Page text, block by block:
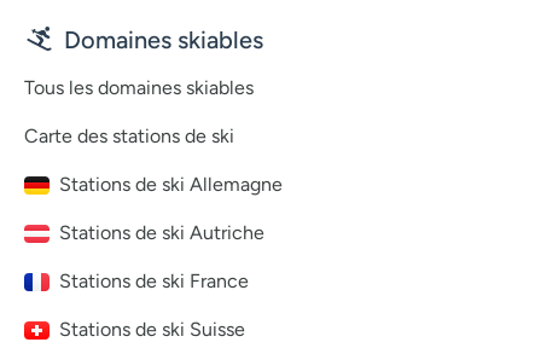
Domaines skiables
Tous les domaines skiables
Carte des stations de ski
Stations de ski Allemagne
Stations de ski Autriche
Stations de ski France
Stations de ski Suisse